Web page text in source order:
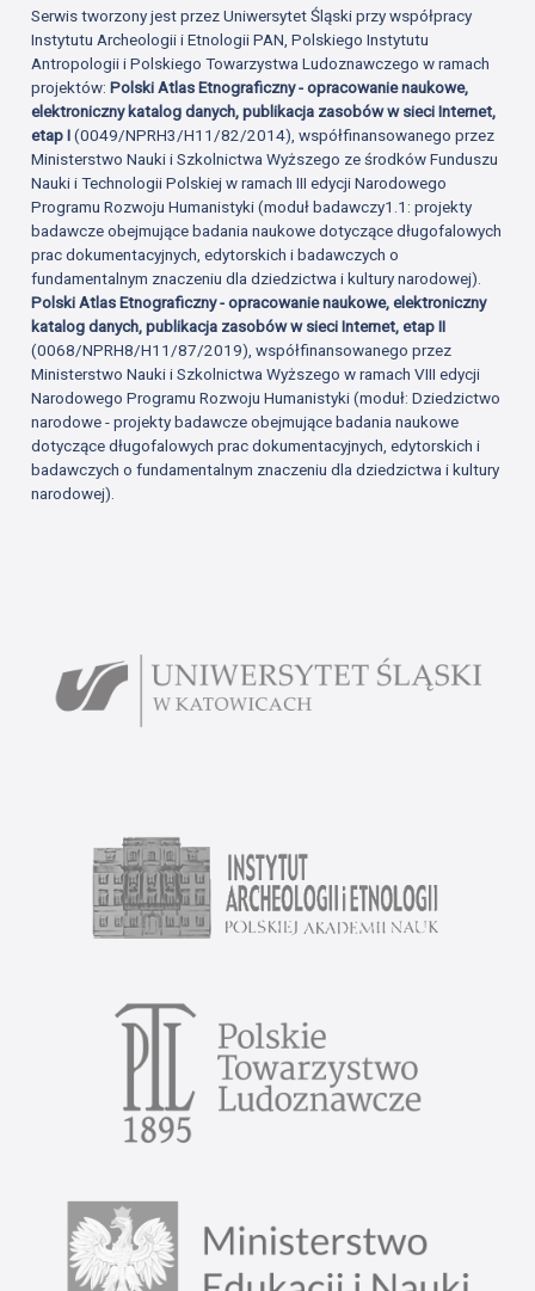
Serwis tworzony jest przez Uniwersytet Śląski przy współpracy
Instytutu Archeologii i Etnologii PAN, Polskiego Instytutu
Antropologii i Polskiego Towarzystwa Ludoznawczego w ramach
projektów:Polski Atlas Etnograficzny - opracowanie naukowe,
elektroniczny katalog danych, publikacja zasobów w sieci Internet,
etap I(0049/NPRH3/H11/82/2014), współfinansowanego przez
Ministerstwo Nauki i Szkolnictwa Wyższego ze środków Funduszu
Nauki i Technologii Polskiej w ramach III edycji Narodowego
Programu Rozwoju Humanistyki (moduł badawczy1.1: projekty
badawcze obejmujące badania naukowe dotyczące długofalowych
prac dokumentacyjnych, edytorskich i badawczych o
fundamentalnym znaczeniu dla dziedzictwa i kultury narodowej).
Polski Atlas Etnograficzny - opracowanie naukowe, elektroniczny
katalog danych, publikacja zasobów w sieci Internet, etap II
(0068/NPRH8/H11/87/2019), współfinansowanego przez
Ministerstwo Nauki i Szkolnictwa Wyższego w ramach VIII edycji
Narodowego Programu Rozwoju Humanistyki (moduł: Dziedzictwo
narodowe - projekty badawcze obejmujące badania naukowe
dotyczące długofalowych prac dokumentacyjnych, edytorskich i
badawczych o fundamentalnym znaczeniu dla dziedzictwa i kultury
narodowej).